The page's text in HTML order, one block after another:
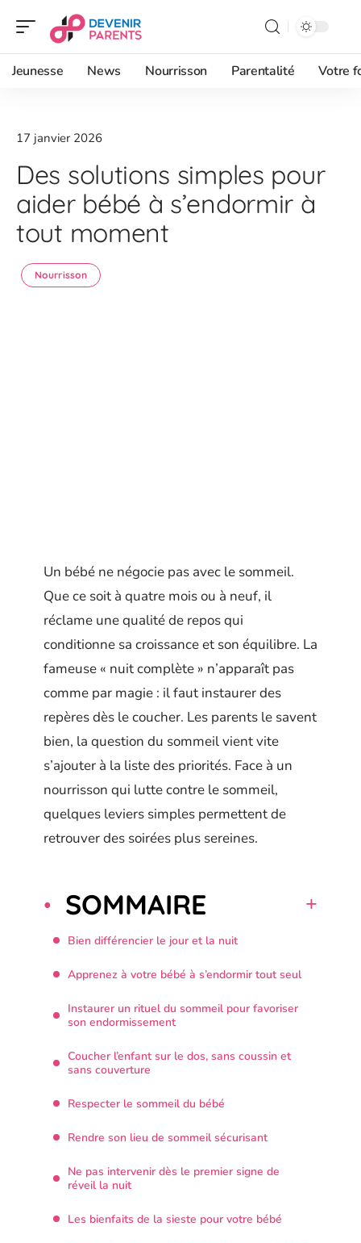
Jeunesse News Nourrisson Parentalité Votre
17 janvier 2026
Des solutions simples pour
aider bébé à s’endormir à
tout moment
Nourrisson
Un bébé ne négocie pas avec le sommeil.
Que ce soit à quatre mois ou à neuf, il
réclame une qualité de repos qui
conditionne sa croissance et son équilibre. La
fameuse « nuit complète » n’apparaît pas
comme par magie : il faut instaurer des
repères dès le coucher. Les parents le savent
bien, la question du sommeil vient vite
s’ajouter à la liste des priorités. Face à un
nourrisson qui lutte contre le sommeil,
quelques leviers simples permettent de
retrouver des soirées plus sereines.
SOMMAIRE
Bien différencier le jour et la nuit
Apprenez à votre bébé à s’endormir tout seul
Instaurer un rituel du sommeil pour favoriser
son endormissement
Coucher l’enfant sur le dos, sans coussin et
sans couverture
Respecter le sommeil du bébé
Rendre son lieu de sommeil sécurisant
Ne pas intervenir dès le premier signe de
réveil la nuit
Les bienfaits de la sieste pour votre bébé